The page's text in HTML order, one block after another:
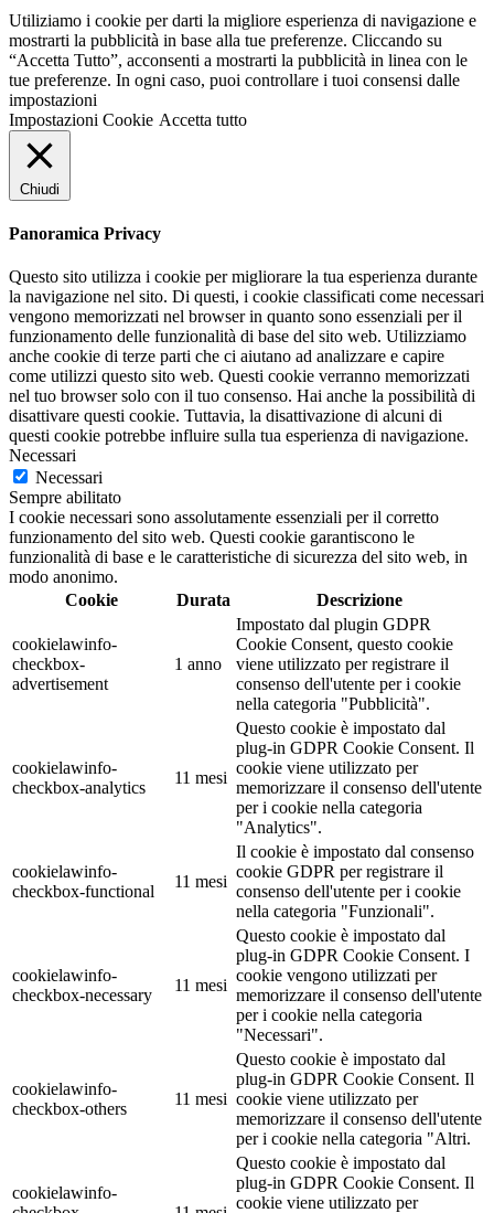
Utiliziamo i cookie per darti la migliore esperienza di navigazione e
mostrarti la pubblicità in base alla tue preferenze. Cliccando su
“Accetta Tutto”, acconsenti a mostrarti la pubblicità in linea con le
tue preferenze. In ogni caso, puoi controllare i tuoi consensi dalle
impostazioni
Impostazioni Cookie Accetta tutto
Chiudi
Panoramica Privacy
Questo sito utilizza i cookie per migliorare la tua esperienza durante
la navigazione nel sito. Di questi, i cookie classificati come necessari
vengono memorizzati nel browser in quanto sono essenziali per il
funzionamento delle funzionalità di base del sito web. Utilizziamo
anche cookie di terze parti che ci aiutano ad analizzare e capire
come utilizzi questo sito web. Questi cookie verranno memorizzati
nel tuo browser solo con il tuo consenso. Hai anche la possibilità di
disattivare questi cookie. Tuttavia, la disattivazione di alcuni di
questi cookie potrebbe influire sulla tua esperienza di navigazione.
Necessari
Necessari
Sempre abilitato
I cookie necessari sono assolutamente essenziali per il corretto
funzionamento del sito web. Questi cookie garantiscono le
funzionalità di base e le caratteristiche di sicurezza del sito web, in
modo anonimo.
Cookie
Durata Descrizione
cookielawinfo-
checkbox-
advertisement
1 anno
Impostato dal plugin GDPR
Cookie Consent, questo cookie
viene utilizzato per registrare il
consenso dell'utente per i cookie
nella categoria "Pubblicità".
cookielawinfo-
checkbox-analytics
11 mesi
Questo cookie è impostato dal
plug-in GDPR Cookie Consent. Il
cookie viene utilizzato per
memorizzare il consenso dell'utente
per i cookie nella categoria
"Analytics".
cookielawinfo-
checkbox-functional
11 mesi
Il cookie è impostato dal consenso
cookie GDPR per registrare il
consenso dell'utente per i cookie
nella categoria "Funzionali".
cookielawinfo-
checkbox-necessary
11 mesi
Questo cookie è impostato dal
plug-in GDPR Cookie Consent. I
cookie vengono utilizzati per
memorizzare il consenso dell'utente
per i cookie nella categoria
"Necessari".
cookielawinfo-
checkbox-others
11 mesi
Questo cookie è impostato dal
plug-in GDPR Cookie Consent. Il
cookie viene utilizzato per
memorizzare il consenso dell'utente
per i cookie nella categoria "Altri.
cookielawinfo-
Questo cookie è impostato dal
plug-in GDPR Cookie Consent. Il
cookie viene utilizzato per